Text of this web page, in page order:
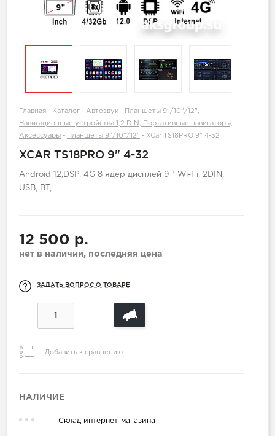
Главная - Каталог - Автозвук -
Планшеты 9"/10"/12",
Навигационные устройства 1,2 DIN, Портативные навигаторы,
Аксессуары - Планшеты 9"/10"/12" - XCar TS18PRO 9" 4-32
XCAR TS18PRO 9" 4-32
Android 12,DSP. 4G 8 ядер дисплей 9 " Wi-Fi, 2DIN,
USB, BT,
12 500 р.
нет в наличии, последняя цена
ЗАДАТЬ ВОПРОС О ТОВАРЕ
Добавить к сравнению
НАЛИЧИЕ
Склад интернет-магазина